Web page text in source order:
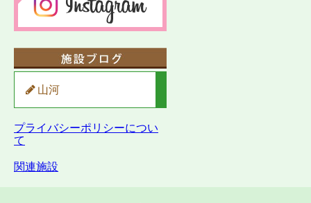
山河
プライバシーポリシーについ
て
関連施設